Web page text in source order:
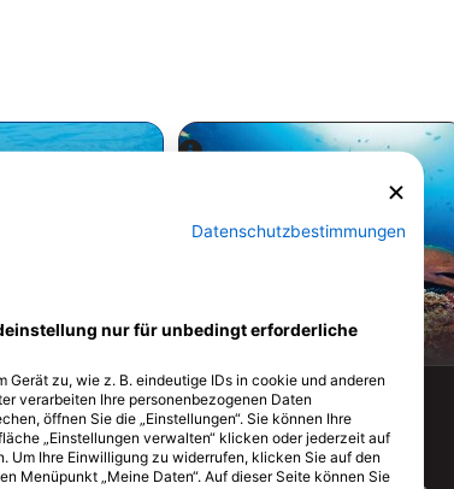
Alamy-WaterFrame
Muräne
866Sichtungen
Datenschutzbestimmungen
nur für unbedingt erforderliche
zu, wie z. B. eindeutige IDs in cookie und anderen
verarbeiten Ihre personenbezogenen Daten
öffnen Sie die „Einstellungen“. Sie können Ihre
„Einstellungen verwalten“ klicken oder jederzeit auf
Ihre Einwilligung zu widerrufen, klicken Sie auf den
Menüpunkt „Meine Daten“. Auf dieser Seite können Sie